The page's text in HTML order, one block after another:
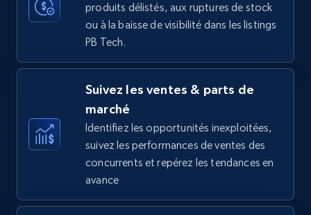
35.2K+ 5.7K+ Commencer
URL, Product name, Product rating, Product
rating object, Product rating max, Rating,
Author name, Asin, and more.
870+ Commencer
produits délistés, aux ruptures de stock
ou à la baisse de visibilité dans les listings
PB Tech.
Suivez les ventes & parts de
marché
Identifiez les opportunités inexploitées,
suivez les performances de ventes des
concurrents et repérez les tendances en
avance